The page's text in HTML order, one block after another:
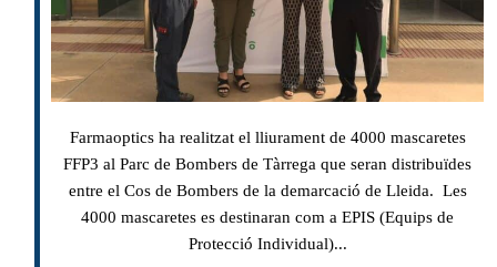
Farmaoptics ha realitzat el lliurament de 4000 mascaretes
FFP3 al Parc de Bombers de Tàrrega que seran distribuïdes
entre el Cos de Bombers de la demarcació de Lleida. Les
4000 mascaretes es destinaran com a EPIS (Equips de
Protecció Individual)...